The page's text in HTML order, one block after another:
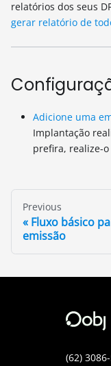
relatórios dos seus
gerar relatório de
Adicione uma
Implantação
prefira, realize-
Previous
Fluxo básico
emissão
(62)